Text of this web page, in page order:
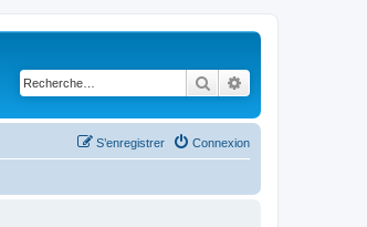
Rechercher
Connexion
S’enregistrer